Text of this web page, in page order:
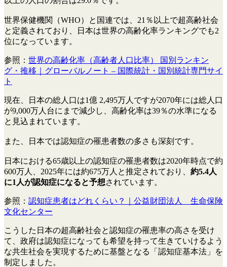
世界保健機関（WHO）と国連では、21％以上で超高齢社会
と定義されており、日本は世界の高齢化率ランキングでも2
位になっています。
参照： 世界の高齢化率（高齢者人口比率） 国別ランキン
グ・推移｜グローバルノート – 国際統計・国別統計専門サイ
ト
現在、日本の総人口は1億 2,495万人ですが2070年には総人口
が9,000万人台にまで減少し、高齢化率は39％の水準になる
と見込まれています。
また、日本では認知症の罹患者数の多さも深刻です。
日本における65歳以上の認知症の罹患者数は2020年時点で約
600万人、2025年には約675万人と推定されており、 約5.4人
に1人が認知症になると予想されています。
参照： 認知症患者はどれくらい？｜公益財団法人 生命保険
文化センター
こうした日本の超高齢社会と認知症の罹患率の高さを受け
て、政府は認知症になっても希望を持って生きていけるよう
な共生社会を実現するために基盤となる「認知症基本法」を
制定しました。